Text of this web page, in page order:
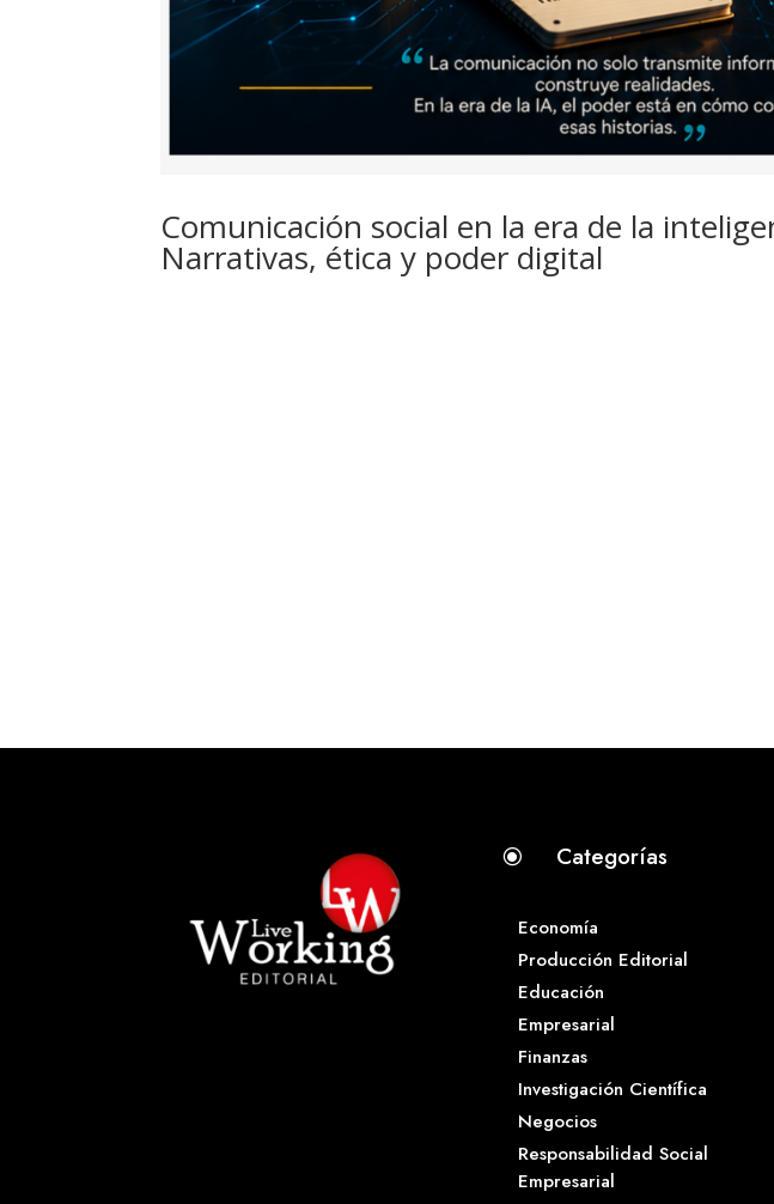
Comunicación social en la era de la
Narrativas, ética y poder digital
\ Categorías
Economía
Producción Editorial
Educación
Empresarial
Finanzas
Investigación Científica
Negocios
Responsabilidad Social
Empresarial